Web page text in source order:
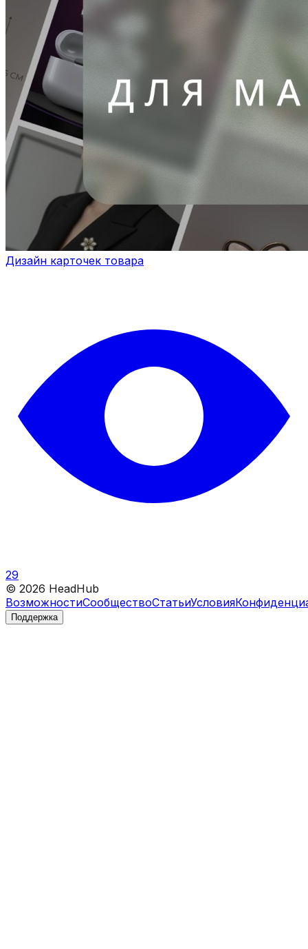
Дизайн карточек товара
29
© 2026 HeadHub
ВозможностиСообществоСтатьиУсловия
Поддержка